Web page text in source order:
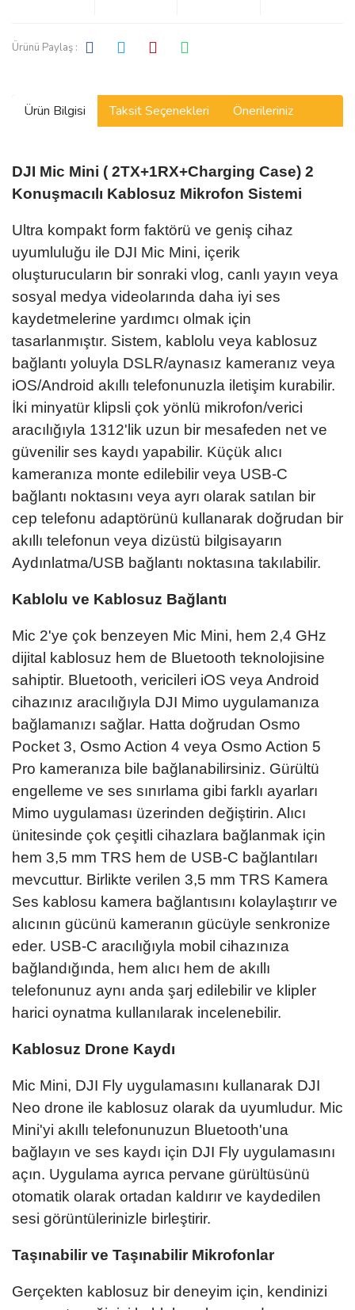
Ürünü Paylaş :
Ürün Bilgisi Taksit Seçenekleri Önerileriniz
DJI Mic Mini ( 2TX+1RX+Charging Case) 2
Konuşmacılı Kablosuz Mikrofon Sistemi
Ultra kompakt form faktörü ve geniş cihaz
uyumluluğu ile DJI Mic Mini, içerik
oluşturucuların bir sonraki vlog, canlı yayın veya
sosyal medya videolarında daha iyi ses
kaydetmelerine yardımcı olmak için
tasarlanmıştır. Sistem, kablolu veya kablosuz
bağlantı yoluyla DSLR/aynasız kameranız veya
iOS/Android akıllı telefonunuzla iletişim kurabilir.
İki minyatür klipsli çok yönlü mikrofon/verici
aracılığıyla 1312'lik uzun bir mesafeden net ve
güvenilir ses kaydı yapabilir. Küçük alıcı
kameranıza monte edilebilir veya USB-C
bağlantı noktasını veya ayrı olarak satılan bir
cep telefonu adaptörünü kullanarak doğrudan bir
akıllı telefonun veya dizüstü bilgisayarın
Aydınlatma/USB bağlantı noktasına takılabilir.
Kablolu ve Kablosuz Bağlantı
Mic 2'ye çok benzeyen Mic Mini, hem 2,4 GHz
dijital kablosuz hem de Bluetooth teknolojisine
sahiptir. Bluetooth, vericileri iOS veya Android
cihazınız aracılığıyla DJI Mimo uygulamanıza
bağlamanızı sağlar. Hatta doğrudan Osmo
Pocket 3, Osmo Action 4 veya Osmo Action 5
Pro kameranıza bile bağlanabilirsiniz. Gürültü
engelleme ve ses sınırlama gibi farklı ayarları
Mimo uygulaması üzerinden değiştirin. Alıcı
ünitesinde çok çeşitli cihazlara bağlanmak için
hem 3,5 mm TRS hem de USB-C bağlantıları
mevcuttur. Birlikte verilen 3,5 mm TRS Kamera
Ses kablosu kamera bağlantısını kolaylaştırır ve
alıcının gücünü kameranın gücüyle senkronize
eder. USB-C aracılığıyla mobil cihazınıza
bağlandığında, hem alıcı hem de akıllı
telefonunuz aynı anda şarj edilebilir ve klipler
harici oynatma kullanılarak incelenebilir.
Kablosuz Drone Kaydı
Mic Mini, DJI Fly uygulamasını kullanarak DJI
Neo drone ile kablosuz olarak da uyumludur. Mic
Mini'yi akıllı telefonunuzun Bluetooth'una
bağlayın ve ses kaydı için DJI Fly uygulamasını
açın. Uygulama ayrıca pervane gürültüsünü
otomatik olarak ortadan kaldırır ve kaydedilen
sesi görüntülerinizle birleştirir.
Taşınabilir ve Taşınabilir Mikrofonlar
Gerçekten kablosuz bir deneyim için, kendinizi